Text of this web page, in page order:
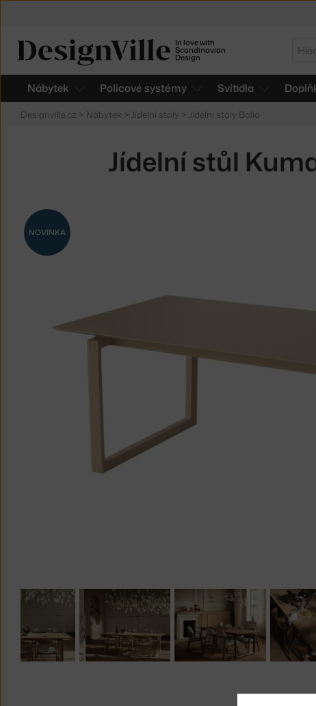
In love with
Scandinavian
Design
Nábytek Policové systémy Svítidla
Designville.cz > Nábytek > Jídelní stoly > Jídelní stoly Bolia
Jídelní stůl
NOVINKA